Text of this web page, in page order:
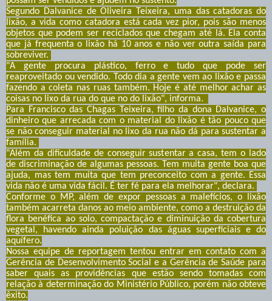
Segundo Dalvanice de Oliveira Teixeira, uma das catadoras do
lixão, a vida como catadora está cada vez pior, pois são menos
objetos que podem ser reciclados que chegam até lá. Ela conta
que já frequenta o lixão há 10 anos e não ver outra saída para
sobreviver.
"A gente procura plástico, ferro e tudo que pode ser
reaproveitado ou vendido. Todo dia a gente vem ao lixão e passa
fazendo a coleta nas ruas também. Hoje é até melhor achar as
coisas no lixo da rua do que no do lixão", informa.
Para Francisco das Chagas Teixeira, filho da dona Dalvanice, o
dinheiro que arrecada com o material do lixão é tão pouco que
se não conseguir material no lixo da rua não dá para sustentar a
família.
"Além da dificuldade de conseguir sustentar a casa, tem o lado
de discriminação de algumas pessoas. Tem muita gente boa que
ajuda, mas tem muita que tem preconceito com a gente. Essa
vida não é uma vida fácil. É ter fé para ela melhorar", declara.
Conforme o MP, além de expor pessoas a malefícios, o lixão
também acarreta danos ao meio ambiente, como a destruição da
flora benéfica ao solo, compactação e diminuição da cobertura
vegetal, havendo ainda poluição das águas superficiais e do
aquífero.
Nossa equipe de reportagem tentou entrar em contato com a
Gerência de Desenvolvimento Social e a Gerência de Saúde para
saber quais as providências que estão sendo tomadas com
relação à determinação do Ministério Público, porém não obteve
êxito.